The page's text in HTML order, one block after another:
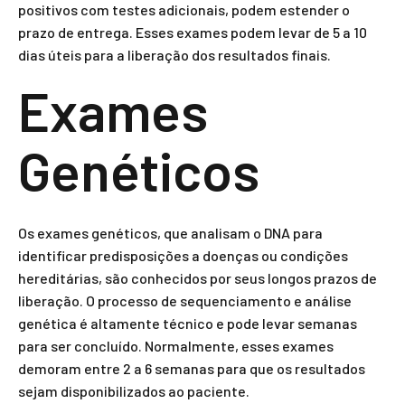
positivos com testes adicionais, podem estender o
prazo de entrega. Esses exames podem levar de 5 a 10
dias úteis para a liberação dos resultados finais.
Exames
Genéticos
Os exames genéticos, que analisam o DNA para
identificar predisposições a doenças ou condições
hereditárias, são conhecidos por seus longos prazos de
liberação. O processo de sequenciamento e análise
genética é altamente técnico e pode levar semanas
para ser concluído. Normalmente, esses exames
demoram entre 2 a 6 semanas para que os resultados
sejam disponibilizados ao paciente.